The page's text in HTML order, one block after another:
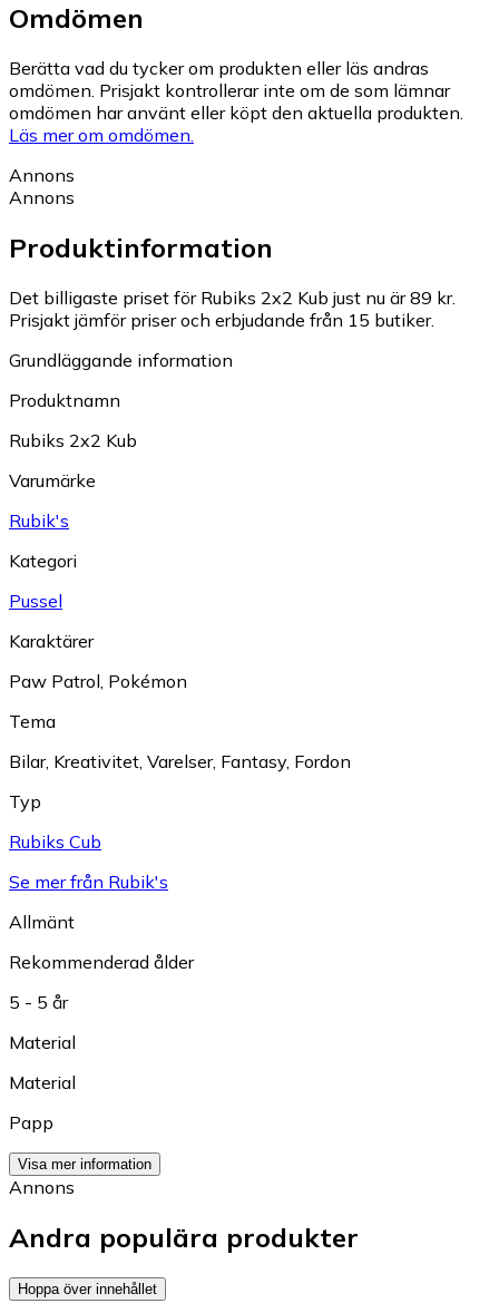
Omdömen
Berätta vad du tycker om produkten eller läs andras
omdömen. Prisjakt kontrollerar inte om de som lämnar
omdömen har använt eller köpt den aktuella produkten.
Läs mer om omdömen.
Annons
Annons
Produktinformation
Det billigaste priset för Rubiks 2x2 Kub just nu är 89 kr.
Prisjakt jämför priser och erbjudande från 15 butiker.
Grundläggande information
Produktnamn
Rubiks 2x2 Kub
Varumärke
Rubik's
Kategori
Pussel
Karaktärer
Paw Patrol, Pokémon
Tema
Bilar, Kreativitet, Varelser, Fantasy, Fordon
Typ
Rubiks Cub
Se mer från Rubik's
Allmänt
Rekommenderad ålder
5 - 5 år
Material
Material
Papp
Visa mer information
Annons
Andra populära produkter
Hoppa över innehållet